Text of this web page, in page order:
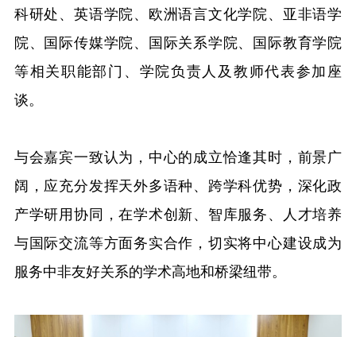
科研处、英语学院、欧洲语言文化学院、亚非语学
院、国际传媒学院、国际关系学院、国际教育学院
等相关职能部门、学院负责人及教师代表参加座
谈。
与会嘉宾一致认为，中心的成立恰逢其时，前景广
阔，应充分发挥天外多语种、跨学科优势，深化政
产学研用协同，在学术创新、智库服务、人才培养
与国际交流等方面务实合作，切实将中心建设成为
服务中非友好关系的学术高地和桥梁纽带。